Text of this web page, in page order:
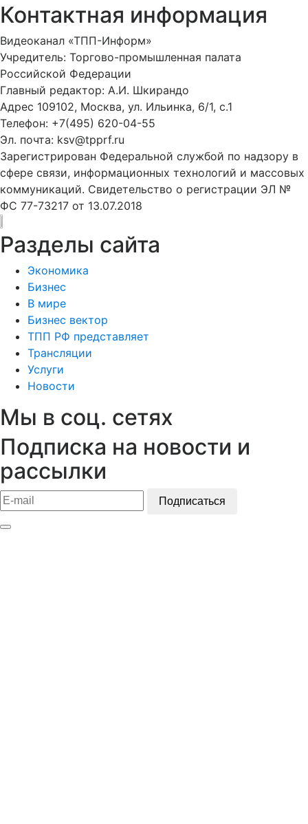
Контактная информация
Видеоканал «ТПП-Информ»
Учредитель: Торгово-промышленная палата
Российской Федерации
Главный редактор: А.И. Шкирандо
Адрес 109102, Москва, ул. Ильинка, 6/1, c.1
Телефон: +7(495) 620-04-55
Эл. почта: ksv@tpprf.ru
Зарегистрирован Федеральной службой по надзору в
сфере связи, информационных технологий и массовых
коммуникаций. Свидетельство о регистрации ЭЛ №
ФС 77-73217 от 13.07.2018
Разделы сайта
Экономика
Бизнес
В мире
Бизнес вектор
ТПП РФ представляет
Трансляции
Услуги
Новости
Мы в соц. сетях
Подписка на новости и
рассылки
Подписаться